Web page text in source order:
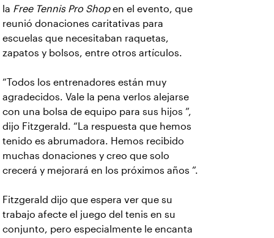
la Free Tennis Pro Shopen el evento, que
reunió donaciones caritativas para
escuelas que necesitaban raquetas,
zapatos y bolsos, entre otros artículos.
“Todos los entrenadores están muy
agradecidos. Vale la pena verlos alejarse
con una bolsa de equipo para sus hijos ”,
dijo Fitzgerald. “La respuesta que hemos
tenido es abrumadora. Hemos recibido
muchas donaciones y creo que solo
crecerá y mejorará en los próximos años ”.
Fitzgerald dijo que espera ver que su
trabajo afecte el juego del tenis en su
conjunto, pero especialmente le encanta